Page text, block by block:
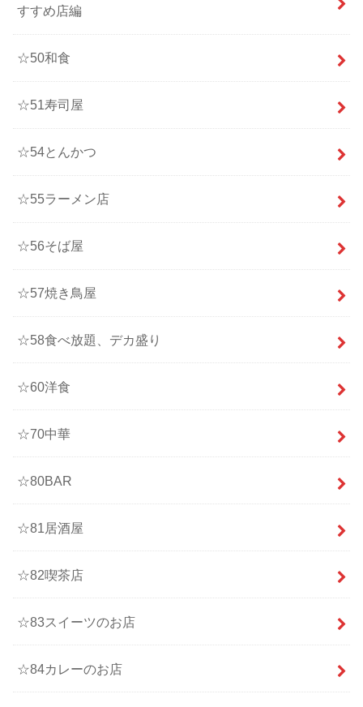
すすめ店編
☆50和食
☆51寿司屋
☆54とんかつ
☆55ラーメン店
☆56そば屋
☆57焼き鳥屋
☆58食べ放題、デカ盛り
☆60洋食
☆70中華
☆80BAR
☆81居酒屋
☆82喫茶店
☆83スイーツのお店
☆84カレーのお店